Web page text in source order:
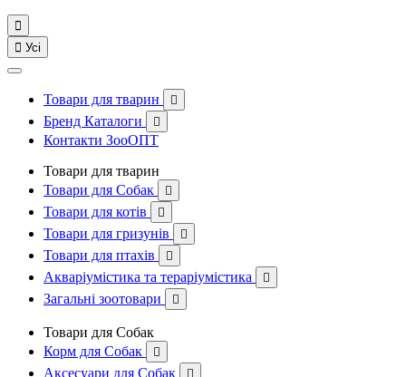

 Усі
Товари для тварин 
Бренд Каталоги 
Контакти ЗооОПТ
Товари для тварин
Товари для Собак

Товари для котів 
Товари для гризунів 
Товари для птахів 
Акваріумістика та тераріумістика 
Загальні зоотовари 
Товари для Собак
Корм для Собак

Аксесуари для Собак 